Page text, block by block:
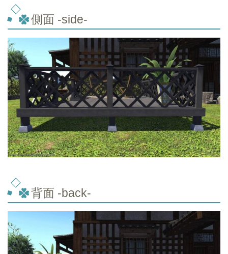
側面 -side-
背面 -back-